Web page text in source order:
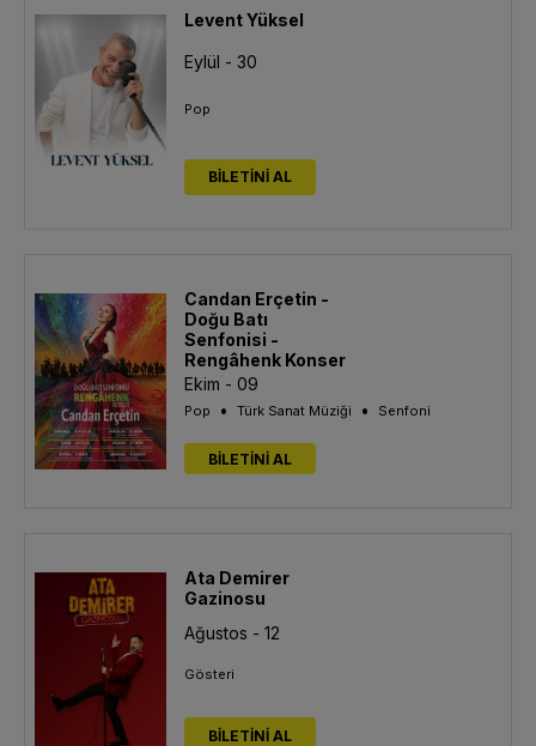
Levent Yüksel
Eylül - 30
Pop
BİLETİNİ AL
Candan Erçetin -
Doğu Batı
Senfonisi -
Rengâhenk Konser
Ekim - 09
Pop • Türk Sanat Müziği • Senfoni
BİLETİNİ AL
Ata Demirer
Gazinosu
Ağustos - 12
Gösteri
BİLETİNİ AL